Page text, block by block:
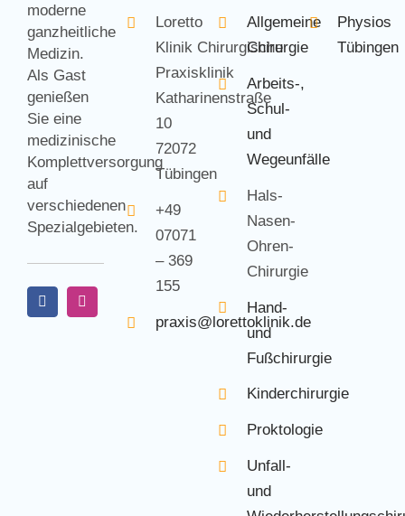
moderne
ganzheitliche
Medizin.
Als Gast
genießen
Sie eine
medizinische
Komplettversorgung
auf
verschiedenen
Spezialgebieten.
Loretto
Klinik Chirurgische
Praxisklinik
Katharinenstraße
10
72072
Tübingen
+49
07071
– 369
155
praxis@lorettoklinik.de
Allgemeine
Chirurgie
Arbeits-,
Schul-
und
Wegeunfälle
Hals-
Nasen-
Ohren-
Chirurgie
Hand-
und
Fußchirurgie
Kinderchirurgie
Proktologie
Unfall-
und
Physios
Tübingen